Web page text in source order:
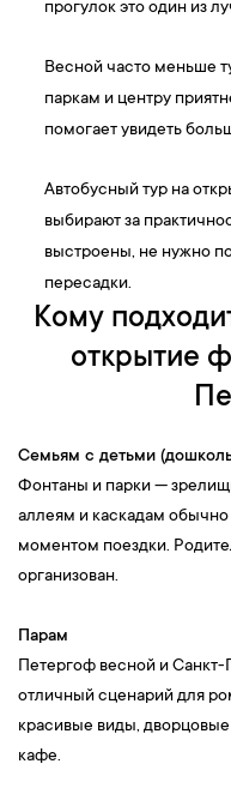
прогулок это один из
Весной часто меньше
паркам и центру
помогает увидеть
Автобусный тур на
выбирают за
выстроены, не нужно
пересадки.
Кому
открытие
Семьям с детьми
Фонтаны и парки —
аллеям и каскадам
моментом поездки.
организован.
Парам
Петергоф весной и Санкт-
отличный сценарий для
красивые виды,
кафе.